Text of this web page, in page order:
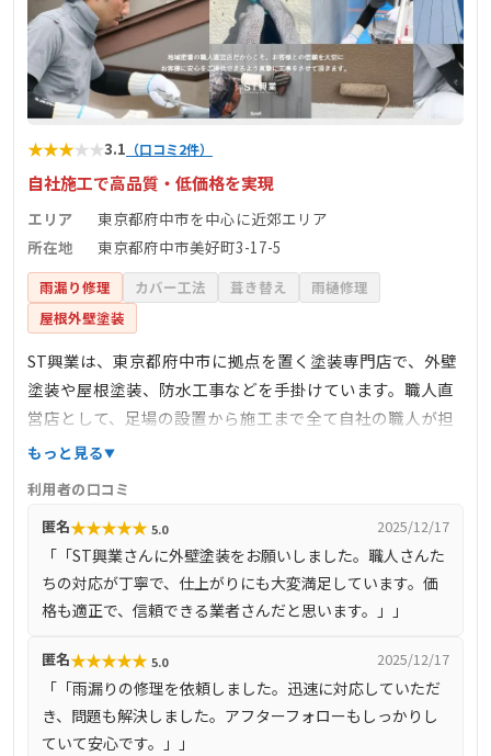
★★★★★3.1 （口コミ2件）
自社施工で高品質・低価格を実現
エリア
東京都府中市を中心に近郊エリア
所在地
東京都府中市美好町3-17-5
雨漏り修理 カバー工法 葺き替え
雨樋修理
屋根外壁塗装
ST興業は、東京都府中市に拠点を置く塗装専門店で、外壁
塗装や屋根塗装、防水工事などを手掛けています。職人直
営店として、足場の設置から施工まで全て自社の職人が担
当し、下請け業者を介さないことで中間マージンを排除
的にこだわり、外壁や屋根の塗装を通じて、長期間安心し
て住める住環境を提供することを目指しています。お客様
とのコミュニケーションを重視し、工事の進捗状況を日々
報告することで、不安や疑問を解消し、信頼関係を築いて
います。府中市を中心に、東京都全域および近隣県にも対
もっと見る
利用者の口コミ
匿名★★★★★ 5.0 2025/12/17
「「ST興業さんに外壁塗装をお願いしました。職人さんた
ちの対応が丁寧で、仕上がりにも大変満足しています。価
格も適正で、信頼できる業者さんだと思います。」」
匿名★★★★★ 5.0 2025/12/17
「「雨漏りの修理を依頼しました。迅速に対応していただ
き、問題も解決しました。アフターフォローもしっかりし
ていて安心です。」」